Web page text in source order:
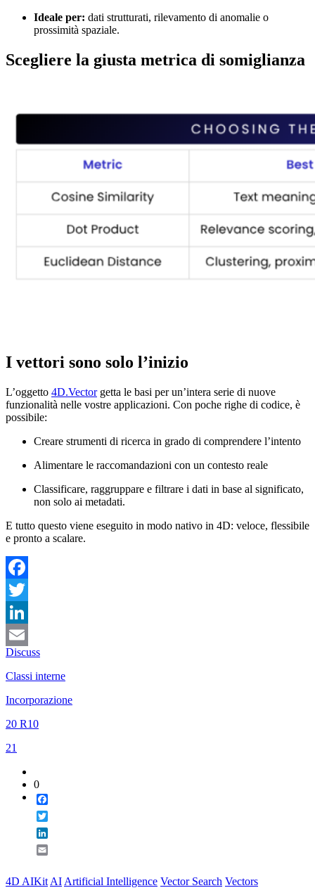
Ideale per: dati strutturati, rilevamento di anomalie o
prossimità spaziale.
Scegliere la giusta metrica di somiglianza
I vettori sono solo l’inizio
L’oggetto 4D.Vectorgetta le basi per un’intera serie di nuove
funzionalità nelle vostre applicazioni. Con poche righe di codice, è
possibile:
Creare strumenti di ricerca in grado di comprendere l’intento
Alimentare le raccomandazioni con un contesto reale
Classificare, raggruppare e filtrare i dati in base al significato,
non solo ai metadati.
E tutto questo viene eseguito in modo nativo in 4D: veloce, flessibile
e pronto a scalare.
Facebook
Twitter
LinkedIn
Email
Discuss
Classi interne
Incorporazione
20 R10
21
0
4D AIKit AI Artificial Intelligence Vector Search Vectors